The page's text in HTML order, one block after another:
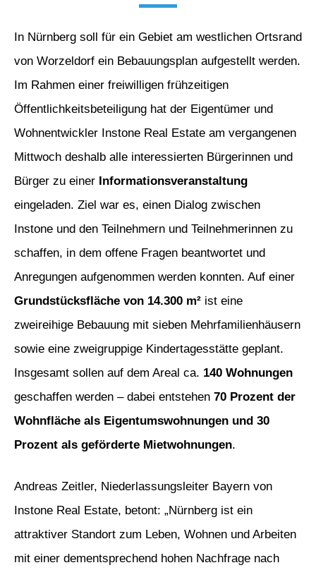
In Nürnberg soll für ein Gebiet am westlichen Ortsrand
von Worzeldorf ein Bebauungsplan aufgestellt werden.
Im Rahmen einer freiwilligen frühzeitigen
Öffentlichkeitsbeteiligung hat der Eigentümer und
Wohnentwickler Instone Real Estate am vergangenen
Mittwoch deshalb alle interessierten Bürgerinnen und
Bürger zu einer Informationsveranstaltung
eingeladen. Ziel war es, einen Dialog zwischen
Instone und den Teilnehmern und Teilnehmerinnen zu
schaffen, in dem offene Fragen beantwortet und
Anregungen aufgenommen werden konnten. Auf einer
Grundstücksfläche von 14.300 m² ist eine
zweireihige Bebauung mit sieben Mehrfamilienhäusern
sowie eine zweigruppige Kindertagesstätte geplant.
Insgesamt sollen auf dem Areal ca. 140 Wohnungen
geschaffen werden – dabei entstehen 70 Prozent der
Wohnfläche als Eigentumswohnungen und 30
Prozent als geförderte Mietwohnungen.
Andreas Zeitler, Niederlassungsleiter Bayern von
Instone Real Estate, betont: „Nürnberg ist ein
attraktiver Standort zum Leben, Wohnen und Arbeiten
mit einer dementsprechend hohen Nachfrage nach